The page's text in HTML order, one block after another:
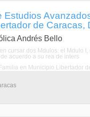
Estudios
de Caracas,
Andrés Bello
cursar dos Mdulos: el Mdulo
acuerdo a su rea de inters
en Municipio Libertador